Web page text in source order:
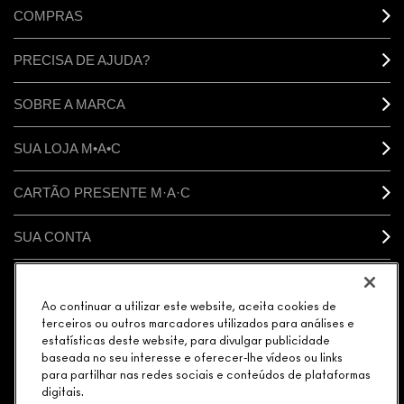
COMPRAS
PRECISA DE AJUDA?
SOBRE A MARCA
SUA LOJA M•A•C
CARTÃO PRESENTE M·A·C
SUA CONTA
GERENCIAR COOKIES DO SITE
Ao continuar a utilizar este website, aceita cookies de
terceiros ou outros marcadores utilizados para análises e
estatísticas deste website, para divulgar publicidade
baseada no seu interesse e oferecer-lhe vídeos ou links
para partilhar nas redes sociais e conteúdos de plataformas
digitais.